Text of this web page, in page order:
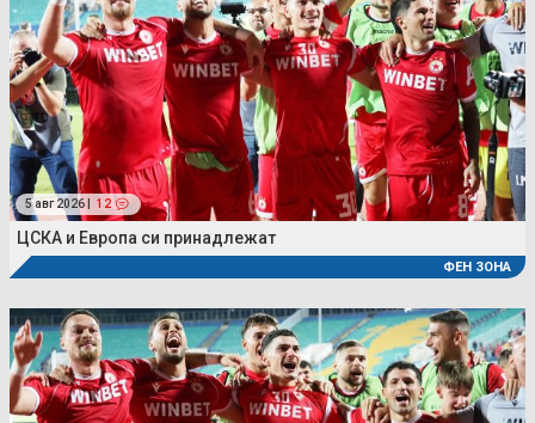
5 авг 2026 | 12
ЦСКА и Европа си принадлежат
ФЕН ЗОНА